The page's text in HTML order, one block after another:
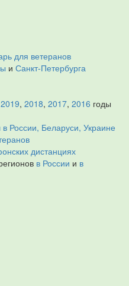
для ветеранов
и Санкт-Петербурга
2019, 2018, 2017, 2016 годы
России, Беларуси, Украине
дистанциях
в России и в